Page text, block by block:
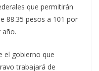
que permitirán
88.35 pesos a 101 por
año.
el gobierno que
trabajará de